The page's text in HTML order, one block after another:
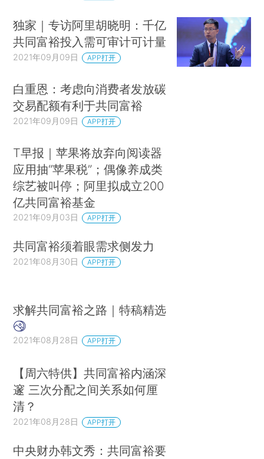
独家｜专访阿里胡晓明：千亿
共同富裕投入需可审计可计量
2021年09月09日 APP打开
白重恩：考虑向消费者发放碳
交易配额有利于共同富裕
2021年09月09日 APP打开
T早报｜苹果将放弃向阅读器
应用抽“苹果税”；偶像养成类
综艺被叫停；阿里拟成立200
亿共同富裕基金
2021年09月03日 APP打开
共同富裕须着眼需求侧发力
2021年08月30日 APP打开
求解共同富裕之路｜特稿精选
2021年08月28日 APP打开
【周六特供】共同富裕内涵深
邃 三次分配之间关系如何厘
清？
2021年08月28日 APP打开
中央财办韩文秀：共同富裕要